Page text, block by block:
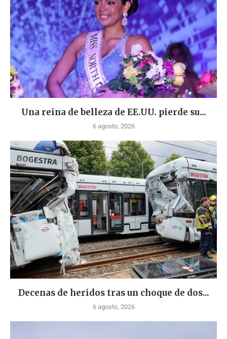
Una reina de belleza de EE.UU. pierde su...
6 agosto, 2026
Decenas de heridos tras un choque de dos...
6 agosto, 2026